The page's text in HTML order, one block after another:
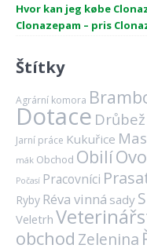
Hvor kan jeg købe
Clonazepam – pris
Štítky
Agrární komora
Dotace Drůbež
Jarní práce Kukuřice
mák Obchod Obilí
Počasí Pracovníci
Ryby Réva vinná sady
Veletrh
obchod Zelenina